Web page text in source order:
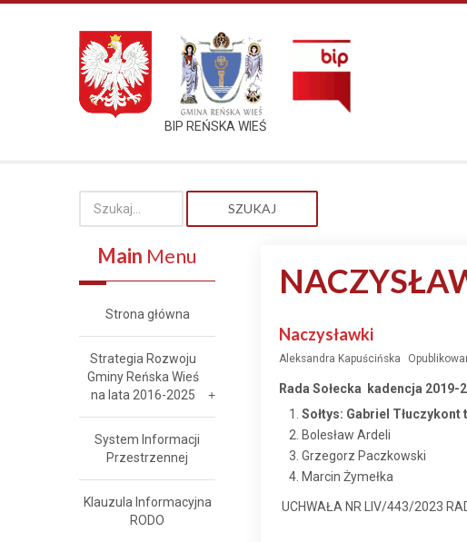
BIP REŃSKA WIEŚ
SZUKAJ
Naczysławki
Aleksandra Kapuścińska
Rada Sołecka kadencja 2019-
Sołtys: Gabriel Tłuczykont
Bolesław Ardeli
Grzegorz Paczkowski
Marcin Żymełka
UCHWAŁA NR LIV/443/2023
Main Menu
Strona główna
Strategia Rozwoju
Gminy Reńska Wieś
na lata 2016-2025
System Informacji
Przestrzennej
Klauzula Informacyjna
RODO